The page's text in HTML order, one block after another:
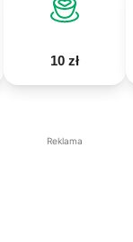
10 zł
Reklama